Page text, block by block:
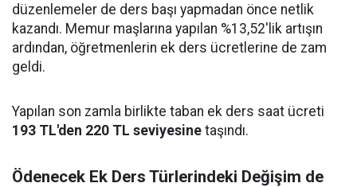
düzenlemeler de ders başı yapmadan önce netlik
kazandı. Memur maşlarına yapılan %13,52'lik artışın
ardından, öğretmenlerin ek ders ücretlerine de zam
geldi.
Yapılan son zamla birlikte taban ek ders saat ücreti
193 TL'den 220 TL seviyesine taşındı.
Ödenecek Ek Ders Türlerindeki Değişim de